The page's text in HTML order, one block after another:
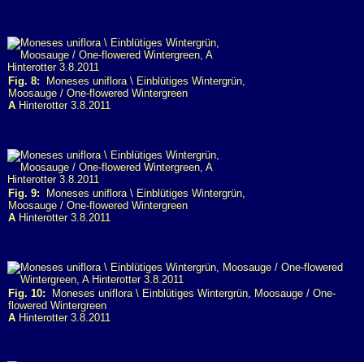
Fig. 8: Moneses uniflora \ Einblütiges Wintergrün,
Moosauge / One-flowered Wintergreen
A Hinterotter 3.8.2011
Fig. 9: Moneses uniflora \ Einblütiges Wintergrün,
Moosauge / One-flowered Wintergreen
A Hinterotter 3.8.2011
Fig. 10: Moneses uniflora \ Einblütiges Wintergrün, Moosauge / One-
flowered Wintergreen
A Hinterotter 3.8.2011